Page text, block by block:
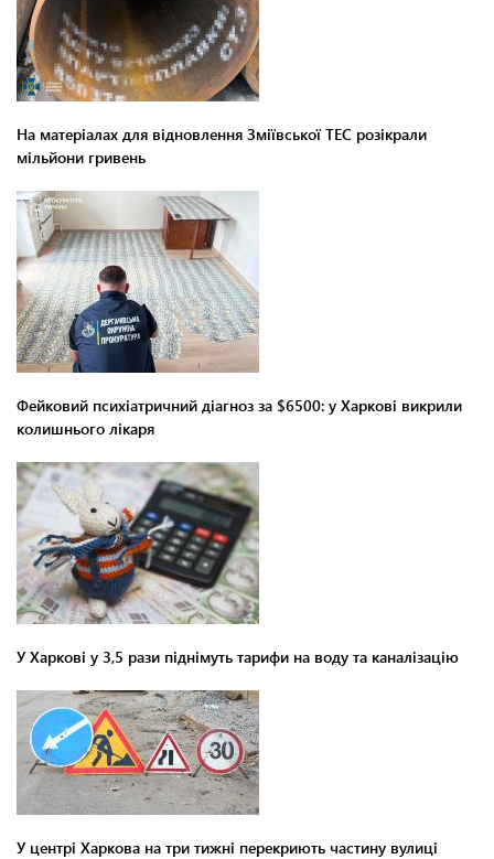
На матеріалах для відновлення Зміївської ТЕС розікрали
мільйони гривень
Фейковий психіатричний діагноз за $6500: у Харкові викрили
колишнього лікаря
У Харкові у 3,5 рази піднімуть тарифи на воду та каналізацію
У центрі Харкова на три тижні перекриють частину вулиці